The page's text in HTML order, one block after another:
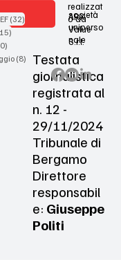
realizzat
o da
società
uniperso
nale
ARX
Value
S.r.l.
Testata
giornalistica
registrata al
n. 12 -
29/11/2024
Tribunale di
Bergamo
Direttore
responsabil
e: Giuseppe
Politi
post(32)32 post
15 post
10 post
(8)8 post